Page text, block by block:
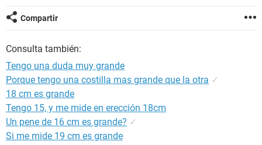
Compartir
Consulta también:
Tengo una duda muy grande
Porque tengo una costilla mas grande que la otra ✓
18 cm es grande
Tengo 15, y me mide en erección 18cm
Un pene de 16 cm es grande? ✓
Si me mide 19 cm es grande